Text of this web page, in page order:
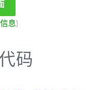
信息)
码